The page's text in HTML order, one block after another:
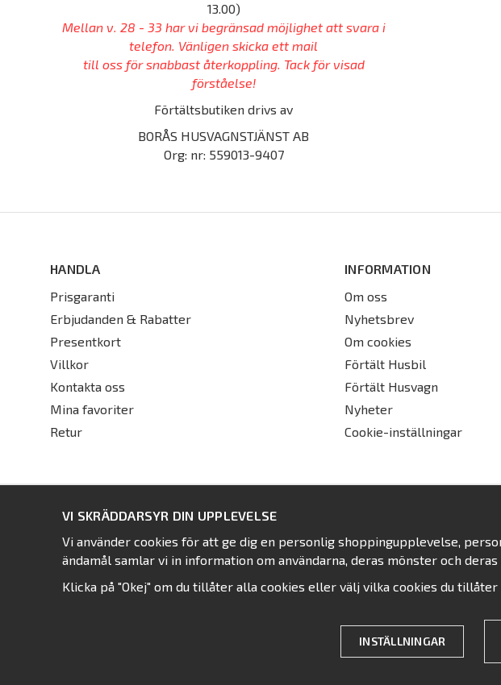
13.00)
Mellan v. 28 - 33 har vi begränsad möjlighet att svara i
telefon. Vänligen skicka ett mail
till oss för snabbast återkoppling. Tack för visad
förståelse!
Förtältsbutiken drivs av
BORÅS HUSVAGNSTJÄNST AB
Org: nr: 559013-9407
HANDLA
Prisgaranti
Erbjudanden & Rabatter
Presentkort
Villkor
Kontakta oss
Mina favoriter
Retur
INFORMATION
Om oss
Nyhetsbrev
Om cookies
Förtält Husbil
Förtält Husvagn
Nyheter
Cookie-inställningar
Drift
VI SKRÄDDARSYR DIN UPPLEVELSE
Vi använder cookies för att ge dig en personlig shoppingupplevelse,
ändamål samlar vi in information om användarna, deras mönster och deras
Klicka på "Okej" om du tillåter alla cookies eller välj vilka cookies du
INSTÄLLNINGAR